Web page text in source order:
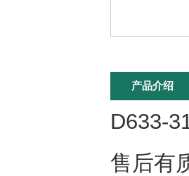
产品介绍
D633-
售后有